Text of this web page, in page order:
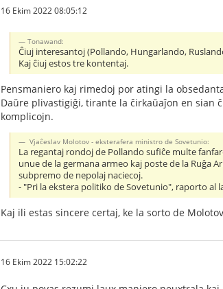
16 Ekim 2022 08:05:12
Tonawand:
Ĉiuj interesantoj (Pollando, Hungarlando,
Kaj ĉiuj estos tre kontentaj.
Pensmaniero kaj rimedoj por atingi la
Daŭre plivastigiĝi, tirante la ĉirkaŭaĵon en sian
komplicojn.
Vjaĉeslav Molotov - eksterafera ministro de Sovetunio:
La regantaj rondoj de Pollando sufiĉe multe
unue de la germana armeo kaj poste de la Ruĝa
subpremo de nepolaj naciecoj.
- "Pri la ekstera politiko de Sovetunio", raporto al
Kaj ili estas sincere certaj, ke la sorto de
16 Ekim 2022 15:02:22